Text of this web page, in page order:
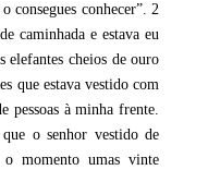
consegues conhecer”. 2
caminhada e estava eu
cheios de ouro
que estava vestido com
pessoas à minha frente.
o senhor vestido de
o momento umas vinte